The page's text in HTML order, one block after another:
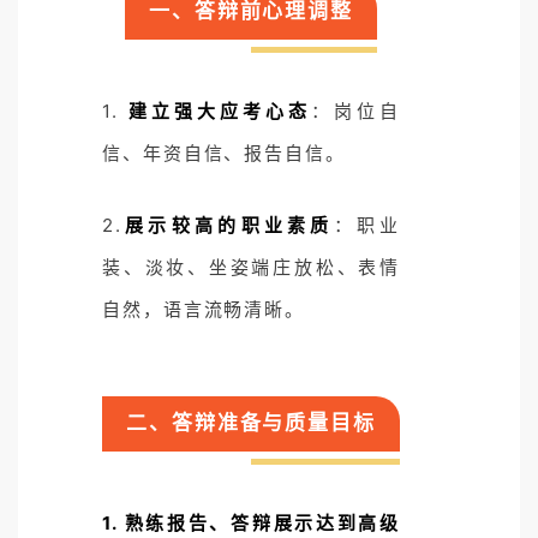
一、答辩前心理调整
1. 建立强大应考心态 ：岗位自
信、年资自信、报告自信。
2. 展示较高的职业素质 ：职业
装、淡妆、坐姿端庄放松、表情
自然，语言流畅清晰。
二、答辩准备与质量目标
1. 熟练报告、答辩展示达到高级